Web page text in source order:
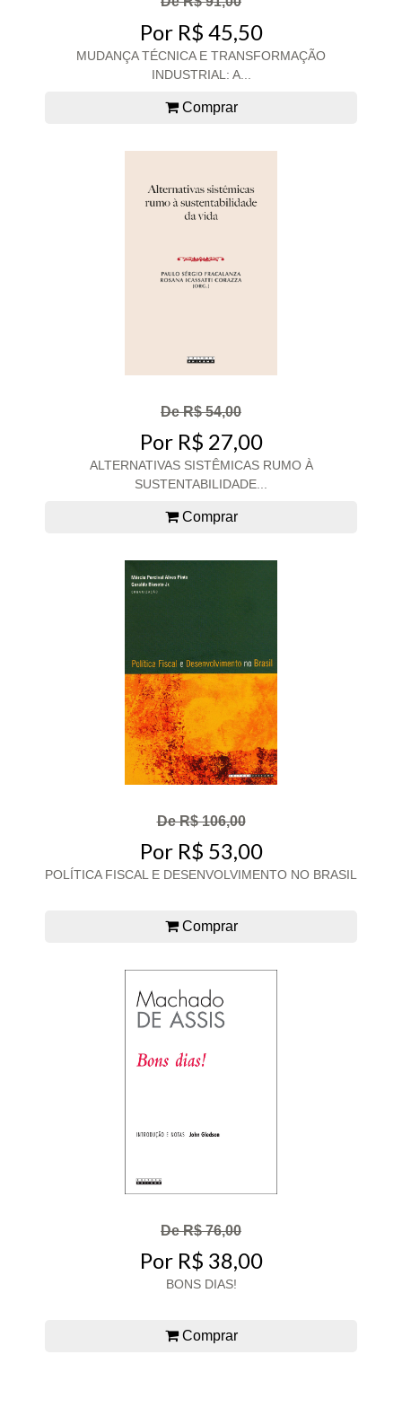
Por R$ 45,50
MUDANÇA TÉCNICA E TRANSFORMAÇÃO
INDUSTRIAL: A...
Comprar
De R$ 54,00
Por R$ 27,00
ALTERNATIVAS SISTÊMICAS RUMO À
SUSTENTABILIDADE...
Comprar
De R$ 106,00
Por R$ 53,00
POLÍTICA FISCAL E DESENVOLVIMENTO NO BRASIL
Comprar
De R$ 76,00
Por R$ 38,00
BONS DIAS!
Comprar